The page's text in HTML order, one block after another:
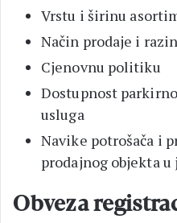
Vrstu i širinu
Način prodaje i
Cjenovnu politiku
Dostupnost
usluga
Navike potrošača i
prodajnog objekta u
Obveza